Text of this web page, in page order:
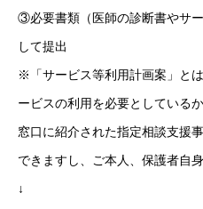
③必要書類（医師の診断書やサ
して提出
※「サービス等利用計画案」と
ービスの利用を必要としている
窓口に紹介された指定相談支援
できますし、ご本人、保護者自
↓